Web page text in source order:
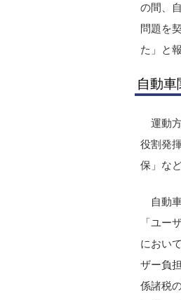
の間、
問題を
た」と
自動
運動
役割発
保」な
自動
「ユー
におい
ザー負
係諸税